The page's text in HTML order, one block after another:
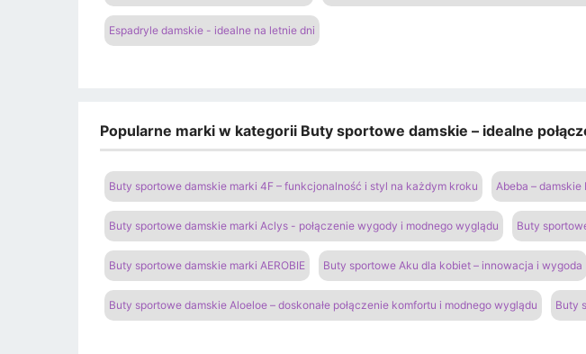
Espadryle damskie - idealne na letnie dni
Popularne marki w kategorii Buty sportowe damskie – idealne
Buty sportowe damskie marki 4F – funkcjonalność i styl na każdym kroku Abeba –
Buty sportowe damskie marki Aclys - połączenie wygody i modnego wyglądu Buty
Buty sportowe damskie marki AEROBIE Buty sportowe Aku dla kobiet – innowacja i wygoda
Buty sportowe damskie Aloeloe – doskonałe połączenie komfortu i modnego wyglądu Buty